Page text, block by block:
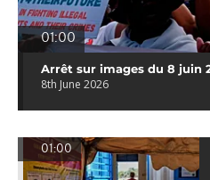
01:00
Arrêt sur images du 8 juin
8th June 2026
01:00